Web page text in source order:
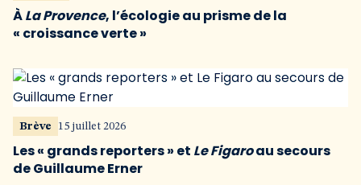
ÀLa Provence, l’écologie au prisme de la
« croissance verte »
Brève 15 juillet 2026
Les « grands reporters » et Le Figaroau secours
de Guillaume Erner